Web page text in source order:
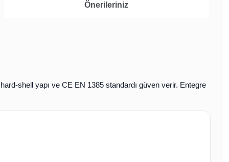
Önerileriniz
shell yapı ve CE EN 1385 standardı güven verir. Entegre